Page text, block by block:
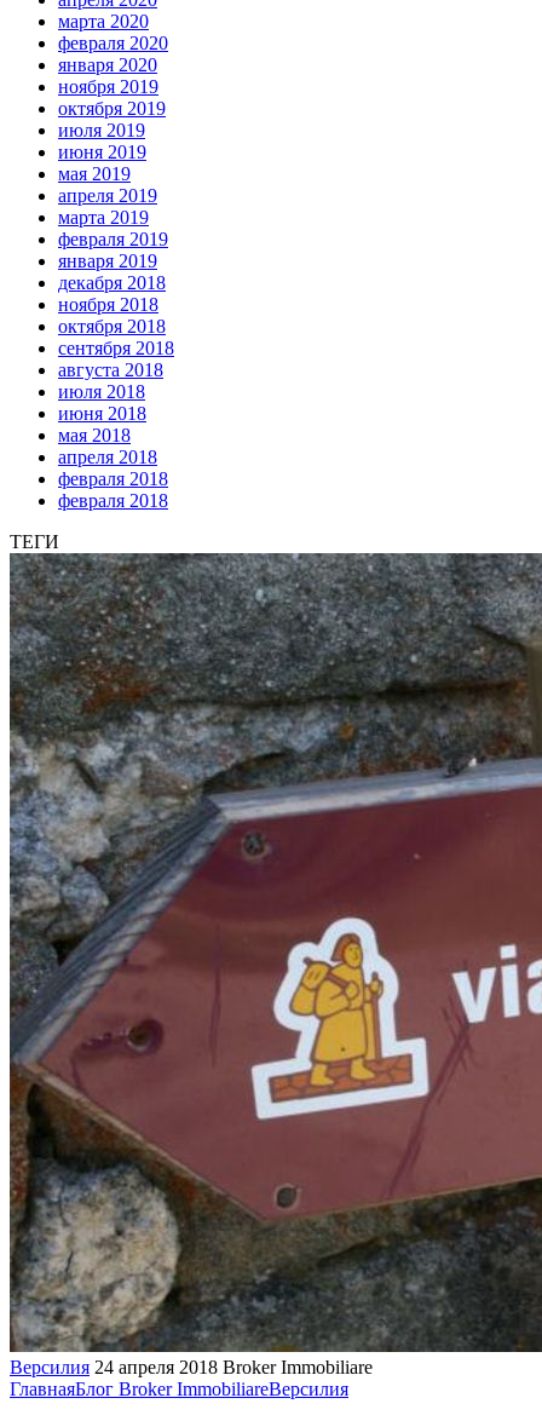
марта 2020
февраля 2020
января 2020
ноября 2019
октября 2019
июля 2019
июня 2019
мая 2019
апреля 2019
марта 2019
февраля 2019
января 2019
декабря 2018
ноября 2018
октября 2018
сентября 2018
августа 2018
июля 2018
июня 2018
мая 2018
апреля 2018
февраля 2018
февраля 2018
ТЕГИ
Версилия 24 апреля 2018 Broker Immobiliare
ГлавнаяБлог Broker ImmobiliareВерсилия